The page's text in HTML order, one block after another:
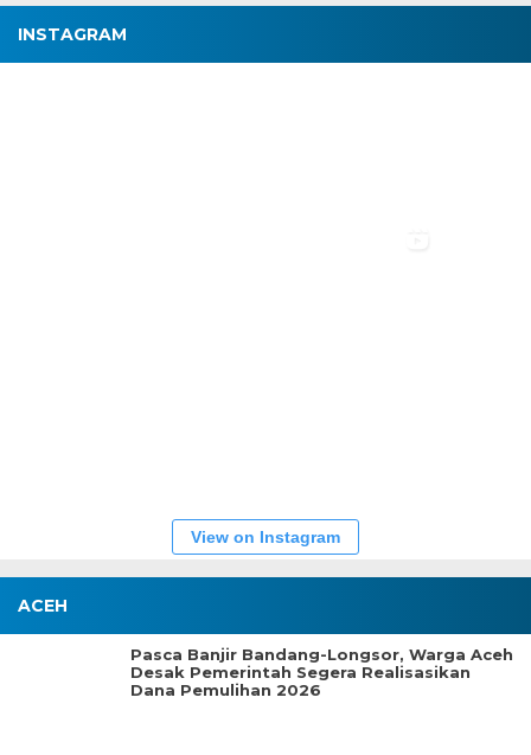
INSTAGRAM
View on Instagram
ACEH
Pasca Banjir Bandang-Longsor, Warga Aceh
Desak Pemerintah Segera Realisasikan
Dana Pemulihan 2026